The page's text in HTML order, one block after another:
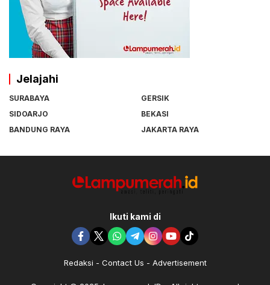
Jelajahi
SURABAYA
GERSIK
SIDOARJO
BEKASI
BANDUNG RAYA
JAKARTA RAYA
Ikuti kami di
Redaksi Contact Us Advertisement